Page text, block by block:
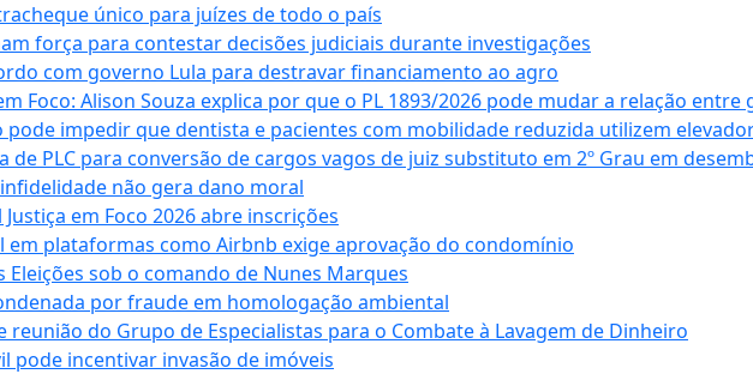
único para juízes de todo o país
força para contestar decisões judiciais durante investigações
com governo Lula para destravar financiamento ao agro
Foco: Alison Souza explica por que o PL 1893/2026 pode mudar a relação
impedir que dentista e pacientes com mobilidade reduzida utilizem
de PLC para conversão de cargos vagos de juiz substituto em 2º Grau em
infidelidade não gera dano moral
em Foco 2026 abre inscrições
plataformas como Airbnb exige aprovação do condomínio
Eleições sob o comando de Nunes Marques
por fraude em homologação ambiental
reunião do Grupo de Especialistas para o Combate à Lavagem de Dinheiro
pode incentivar invasão de imóveis